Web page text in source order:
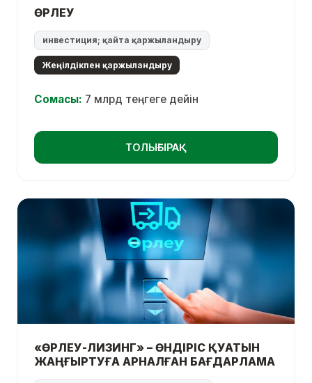
ӨРЛЕУ
инвестиция; қайта қаржыландыру
Жеңілдікпен қаржыландыру
Сомасы: 7 млрд теңгеге дейін
ТОЛЫҒЫРАҚ
«ӨРЛЕУ-ЛИЗИНГ» – ӨНДІРІС ҚУАТЫН
ЖАҢҒЫРТУҒА АРНАЛҒАН БАҒДАРЛАМА